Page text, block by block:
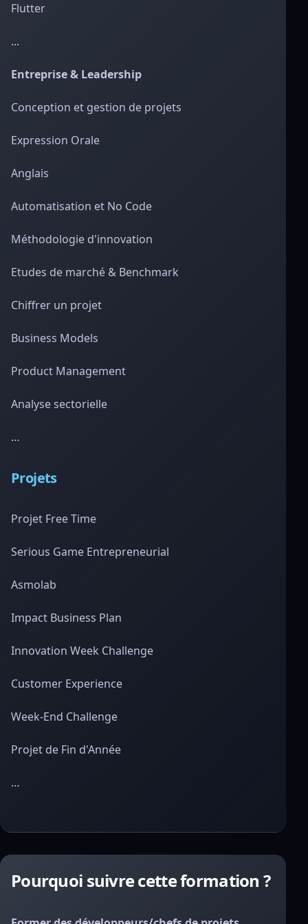
Flutter
...
Entreprise & Leadership
Conception et gestion de projets
Expression Orale
Anglais
Automatisation et No Code
Méthodologie d'innovation
Etudes de marché & Benchmark
Chiffrer un projet
Business Models
Product Management
Analyse sectorielle
…
Projets
Projet Free Time
Serious Game Entrepreneurial
Asmolab
Impact Business Plan
Innovation Week Challenge
Customer Experience
Week-End Challenge
Projet de Fin d'Année
…
Pourquoi suivre cette formation ?